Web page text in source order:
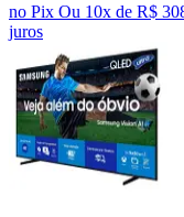
no Pix Ou 10x de R$
juros